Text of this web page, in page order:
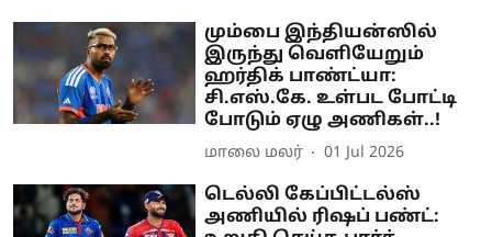
மும்பை இந்தியன்ஸில்
இருந்து வெளியேறும்
ஹர்திக் பாண்ட்யா:
சி.எஸ்.கே. உள்பட போட்டி
போடும் ஏழு அணிகள்..!
மாலை மலர் 01 Jul 2026
டெல்லி கேப்பிட்டல்ஸ்
அணியில் ரிஷப் பண்ட்: